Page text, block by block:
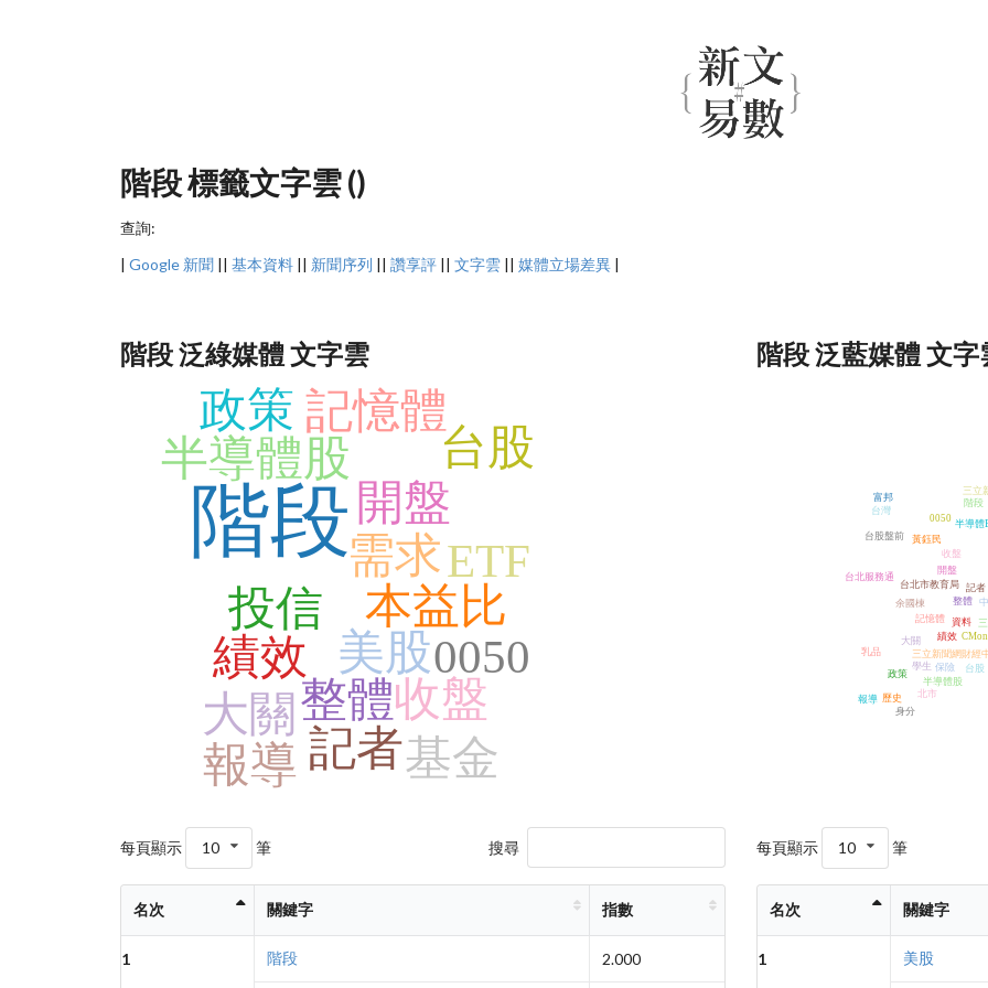
階段 標籤文字雲 ()
查詢:
| Google 新聞|| 基本資料|| 新聞序列 || 讚享評|| 文字雲|| 媒體立場差異|
階段 泛綠媒體 文字雲
階段
美股
本益比
需求
投信
半導體股
績效
記憶體
整體
大關
記者
報導
開盤
收盤
0050
基金
台股
ETF
政策
每頁顯示 10 筆 搜尋
名次 關鍵字 指數
1 階段 2.000
階段 泛藍媒體 文字
三立新聞網財經
半導體股
績效
記憶體
整體
大關
記者
余國棟
開盤
收盤
台股盤前
0050
報導
台股
保險
歷史
政策
階段
資料
乳品
學生
台北市教育局
台北服務通
北市
身分
三立
半導體
台灣
富邦
黃鈺民
每頁顯示 10 筆
名次 關鍵字
1 美股